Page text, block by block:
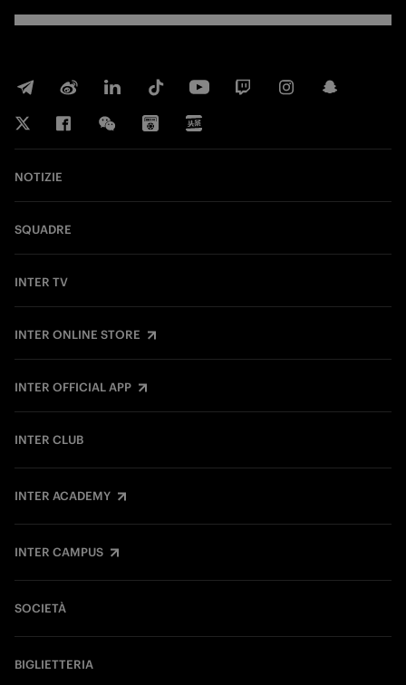
NOTIZIE
SQUADRE
INTER TV
INTER ONLINE STORE
INTER OFFICIAL APP
INTER CLUB
INTER ACADEMY
INTER CAMPUS
SOCIETÀ
BIGLIETTERIA